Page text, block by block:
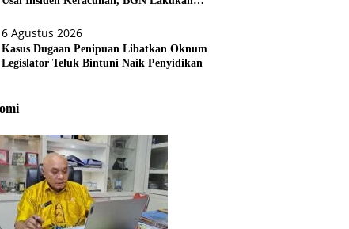
6 Agustus 2026
Kasus Dugaan Penipuan Libatkan Oknum
Legislator Teluk Bintuni Naik Penyidikan